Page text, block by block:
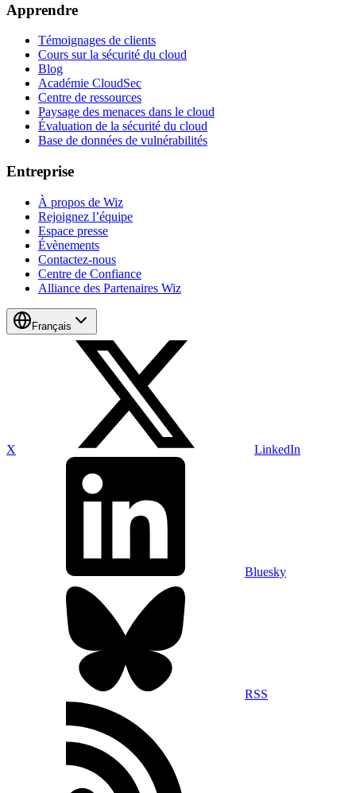
Apprendre
Témoignages de clients
Cours sur la sécurité du cloud
Blog
Académie CloudSec
Centre de ressources
Paysage des menaces dans le cloud
Évaluation de la sécurité du cloud
Base de données de vulnérabilités
Entreprise
À propos de Wiz
Rejoignez l’équipe
Espace presse
Évènements
Contactez-nous
Centre de Confiance
Alliance des Partenaires Wiz
Français
X LinkedIn
Bluesky
RSS